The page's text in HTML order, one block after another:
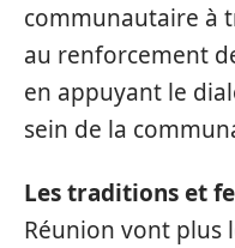
communautaire à
au renforcement
en appuyant le
sein de la
Les traditions et
Réunion vont plus